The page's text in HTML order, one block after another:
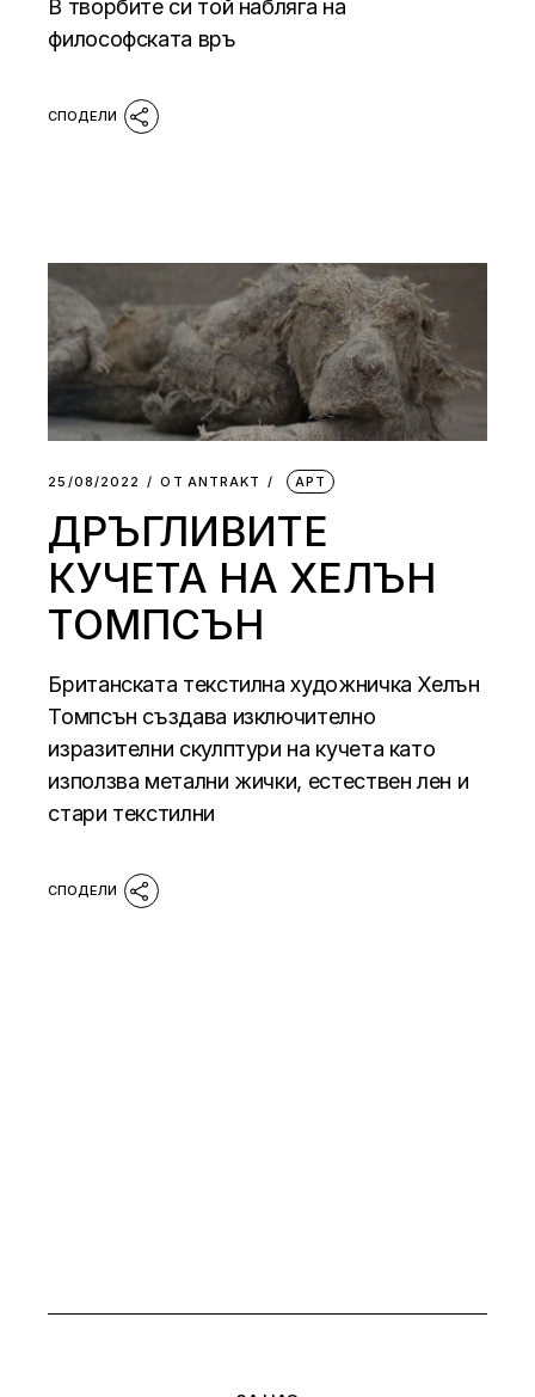
В творбите си той набляга на
философската връ
25/08/2022 ОТ АNTRAKT АРТ
ДРЪГЛИВИТЕ
КУЧЕТА НА ХЕЛЪН
ТОМПСЪН
Британската текстилна художничка Хелън
Томпсън създава изключително
изразителни скулптури на кучета като
използва метални жички, естествен лен и
стари текстилни